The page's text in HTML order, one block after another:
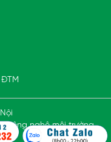
công nghệ môi trường